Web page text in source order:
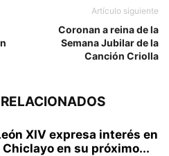
Artículo siguiente
Coronan a reina de la
Semana Jubilar de la
Canción Criolla
XIV expresa interés en
en su próximo...